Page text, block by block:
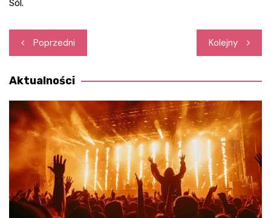
Sól.
Nawigacja
wpisu
Poprzedni Kolejny
Aktualności